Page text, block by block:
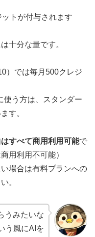
トが付与されます
十分な量です。
）では毎月500クレジ
使う方は、スタンダー
す。
すべて商用利用可能で
用利用不可能）
場合は有料プランへの
。
うみたいな
う風にAIを